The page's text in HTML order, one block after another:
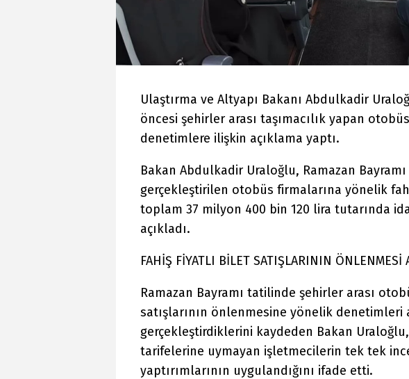
Ulaştırma ve Altyapı Bakanı Abdulkadir
öncesi şehirler arası taşımacılık yapan
denetimlere ilişkin açıklama yaptı.
Bakan Abdulkadir Uraloğlu, Ramazan
gerçekleştirilen otobüs firmalarına yönelik
toplam 37 milyon 400 bin 120 lira tutarında
açıkladı.
FAHİŞ FİYATLI BİLET SATIŞLARININ ÖNLENMESİ
Ramazan Bayramı tatilinde şehirler arası
satışlarının önlenmesine yönelik denetimleri
gerçekleştirdiklerini kaydeden Bakan
tarifelerine uymayan işletmecilerin tek tek
yaptırımlarının uygulandığını ifade etti.